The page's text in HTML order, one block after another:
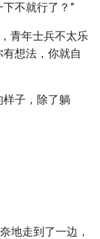
不就行了？”
青年士兵不太乐
想法，你就自
样子，除了躺
地走到了一边，